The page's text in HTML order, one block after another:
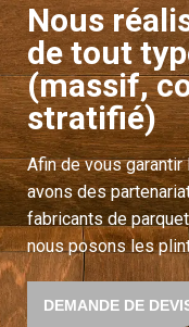
Nous
de tout
(massif,
stratifié)
Afin de vous
avons des
fabricants de
nous posons les
DEMANDE DE